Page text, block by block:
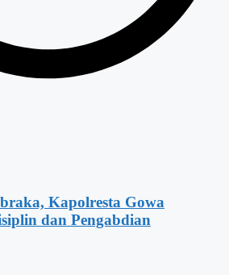
Kapolresta Gowa
dan Pengabdian